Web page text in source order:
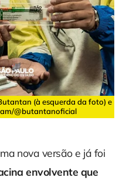
(à esquerda da foto) e
@butantanoficial
nova versão e já foi
envolvente que